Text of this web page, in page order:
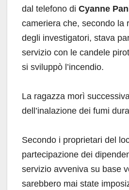
dal telefono di Cyanne
cameriera che, secondo la
degli investigatori, stava
servizio con le candele
si sviluppò l’incendio.
La ragazza morì
dell’inalazione dei fumi
Secondo i proprietari del
partecipazione dei
servizio avveniva su base
sarebbero mai state